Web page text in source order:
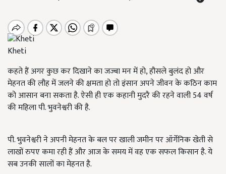
Kheti
कहते हैं अगर कुछ कर दिखाने का जज्बा मन में हो, हौसले बुलंद हो और
मेहनत की लौह में जलने की क्षमता हो तो इंसान अपने जीवन के कठिन काम
को आसान बना सकता है. ऐसी ही एक कहानी मुदरै की रहने वाली 54 वर्ष
की महिला पी. भुवनेश्वरी की है.
पी. भुवनेश्वरी ने अपनी मेहनत के बल पर खाली जमीन पर ऑर्गेनिक खेती से
लाखों रुपए कमा रही हैं और आज के समय में वह एक सफल किसान है. ये
सब उनकी सालों का मेहनत है.